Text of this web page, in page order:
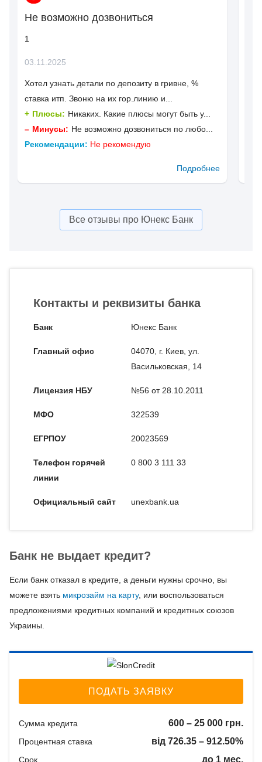
Не возможно дозвониться
1
03.11.2025
Хотел узнать детали по депозиту в гривне, %
ставка итп. Звоню на их гор.линию и...
Плюсы: Никаких. Какие плюсы могут быть у...
Минусы: Не возможно дозвониться по любо...
Рекомендации: Не рекомендую
Подробнее
Все отзывы про Юнекс Банк
Контакты и реквизиты банка
Банк Юнекс Банк
Главный офис
04070, г. Киев, ул.
Васильковская, 14
Лицензия НБУ №56 от 28.10.2011
МФО 322539
ЕГРПОУ 20023569
Телефон горячей
линии
0 800 3 111 33
Официальный сайт unexbank.ua
Банк не выдает кредит?
Если банк отказал в кредите, а деньги нужны срочно, вы
можете взять микрозайм на карту, или воспользоваться
предложениями кредитных компаний и кредитных союзов
Украины.
ПОДАТЬ ЗАЯВКУ
Сумма кредита 600 – 25 000 грн.
Процентная ставка від 726.35 – 912.50%
Срок до 1 мес.